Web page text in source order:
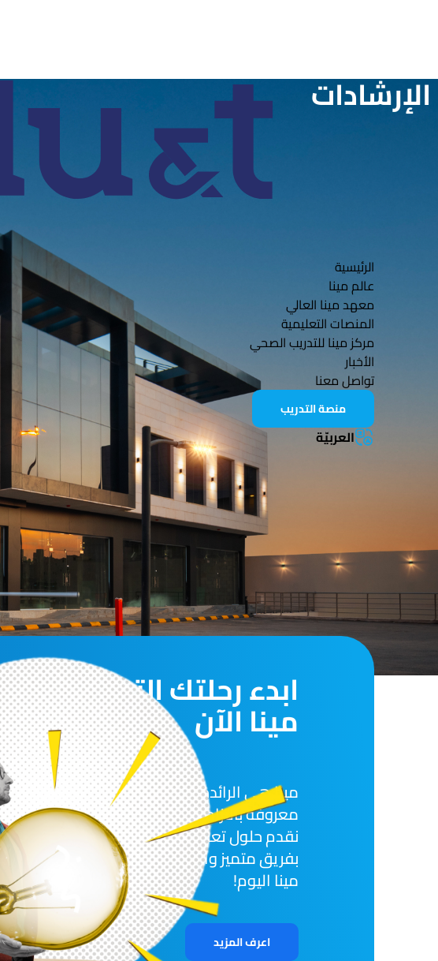
Mena Tech
الرئيسية
عالم مينا
معهد مينا العالي
المنصات التعليمية
مركز مينا للتدريب الصحي
الأخبار
تواصل معنا
منصة التدريب
العربيّة
الإرشادات
المتدربين
ابدء رحلتك التعلمية مع
مينا الآن
مينا هي الرائدة في مجال التدريب والتعليم،
معروفة بالتزامها بالتميز والابتكار ورضا العملاء.
نقدم حلول تعليمية من الدرجة الأولى، مدعومة
بفريق متميز وانتشار عالمي. اكتشف الفرق مع
مينا اليوم!
اعرف المزيد